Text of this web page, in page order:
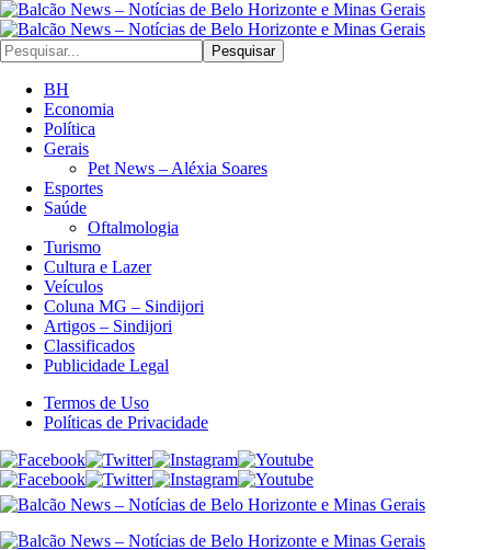
Pesquisar
BH
Economia
Política
Gerais
Pet News – Aléxia Soares
Esportes
Saúde
Oftalmologia
Turismo
Cultura e Lazer
Veículos
Coluna MG – Sindijori
Artigos – Sindijori
Classificados
Publicidade Legal
Termos de Uso
Políticas de Privacidade